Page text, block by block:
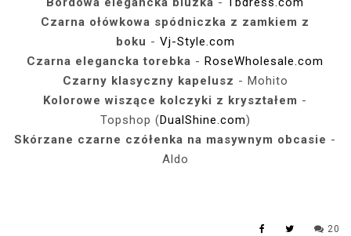
Czarna ołówkowa spódniczka z zamkiem z
boku - Vj-Style.com
Czarna elegancka torebka -RoseWholesale.com
Czarny klasyczny kapelusz - Mohito
Kolorowe wiszące kolczyki z kryształem -
Topshop (DualShine.com)
Skórzane czarne czółenka na masywnym obcasie -
Aldo
20